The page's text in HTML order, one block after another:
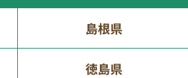
島根県
徳島県